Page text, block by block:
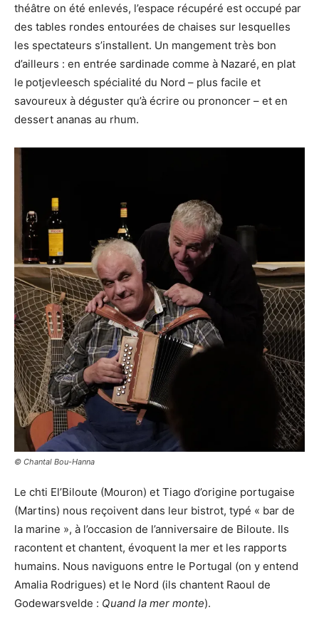
théâtre on été enlevés, l’espace récupéré est occupé par
des tables rondes entourées de chaises sur lesquelles
les spectateurs s’installent. Un mangement très bon
d’ailleurs : en entrée sardinade comme à Nazaré, en plat
le potjevleesch spécialité du Nord – plus facile et
savoureux à déguster qu’à écrire ou prononcer – et en
dessert ananas au rhum.
© Chantal Bou-Hanna
Le chti El’Biloute (Mouron) et Tiago d’origine portugaise
(Martins) nous reçoivent dans leur bistrot, typé « bar de
la marine », à l’occasion de l’anniversaire de Biloute. Ils
racontent et chantent, évoquent la mer et les rapports
humains. Nous naviguons entre le Portugal (on y entend
Amalia Rodrigues) et le Nord (ils chantent Raoul de
Godewarsvelde : Quand la mer monte).